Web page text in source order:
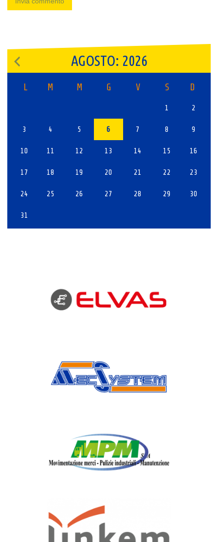
AGOSTO: 2026
L M M G V S D
1 2
3 4 5 6 7 8 9
10 11 12 13 14 15 16
17 18 19 20 21 22 23
24 25 26 27 28 29 30
31